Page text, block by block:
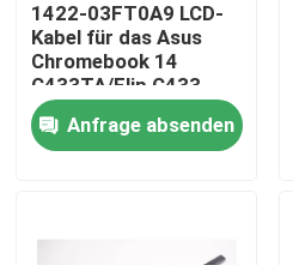
Über uns
1422-03FT0A9 LCD-
Kabel für das Asus
Chromebook 14
C433TA/Flip C433
Anfrage absenden